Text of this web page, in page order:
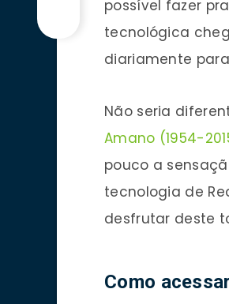
possível fazer
tecnológica
diariamente
Não seria
Amano (1954-
pouco a
tecnologia de
desfrutar deste
Como